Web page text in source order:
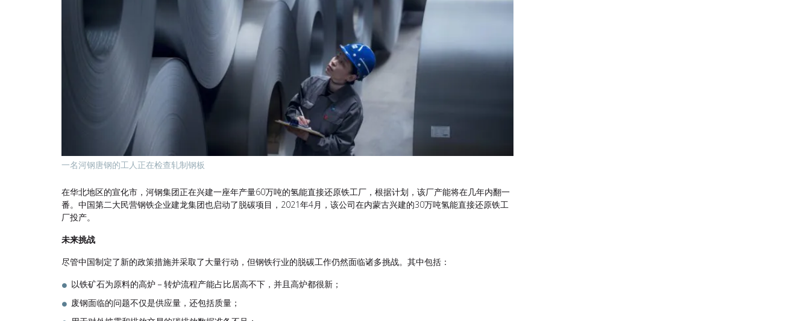
一名河钢唐钢的工人正在检查轧制钢板
在华北地区的宣化市，河钢集团正在兴建一座年产量60万吨的氢能直接还原铁工厂，根据计划，该厂产能将在几年内翻一
番。中国第二大民营钢铁企业建龙集团也启动了脱碳项目，2021年4月，该公司在内蒙古兴建的30万吨氢能直接还原铁工
厂投产。
未来挑战
尽管中国制定了新的政策措施并采取了大量行动，但钢铁行业的脱碳工作仍然面临诸多挑战。其中包括：
以铁矿石为原料的高炉－转炉流程产能占比居高不下，并且高炉都很新；
废钢面临的问题不仅是供应量，还包括质量；